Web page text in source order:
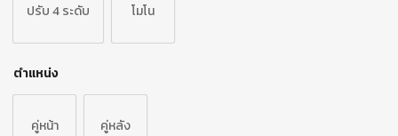
ปรับ 4 ระดับ โมโน
ตำแหน่ง
คู่หน้า คู่หลัง